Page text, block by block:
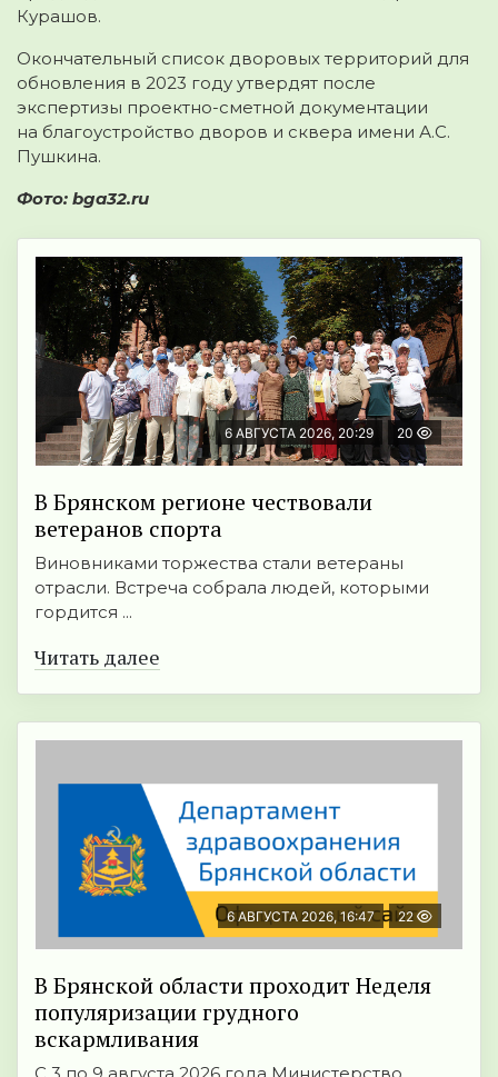
Курашов.
Окончательный список дворовых территорий для
обновления в 2023 году утвердят после
экспертизы проектно-сметной документации
на благоустройство дворов и сквера имени А.С.
Пушкина.
Фото: bga32.ru
6 АВГУСТА 2026, 20:29 20
В Брянском регионе чествовали
ветеранов спорта
Виновниками торжества стали ветераны
отрасли. Встреча собрала людей, которыми
гордится ...
Читать далее
6 АВГУСТА 2026, 16:47 22
В Брянской области проходит Неделя
популяризации грудного
вскармливания